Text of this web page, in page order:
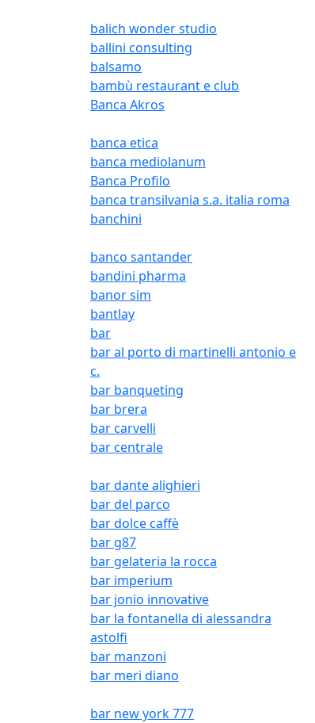
balich wonder studio
ballini consulting
balsamo
bambù restaurant e club
Banca Akros
banca etica
banca mediolanum
Banca Profilo
banca transilvania s.a. italia roma
banchini
banco santander
bandini pharma
banor sim
bantlay
bar
bar al porto di martinelli antonio e
c.
bar banqueting
bar brera
bar carvelli
bar centrale
bar dante alighieri
bar del parco
bar dolce caffè
bar g87
bar gelateria la rocca
bar imperium
bar jonio innovative
bar la fontanella di alessandra
astolfi
bar manzoni
bar meri diano
bar new york 777